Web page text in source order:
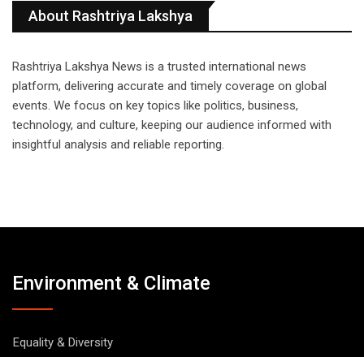
About Rashtriya Lakshya
Rashtriya Lakshya News is a trusted international news
platform, delivering accurate and timely coverage on global
events. We focus on key topics like politics, business,
technology, and culture, keeping our audience informed with
insightful analysis and reliable reporting.
Environment & Climate
Equality & Diversity